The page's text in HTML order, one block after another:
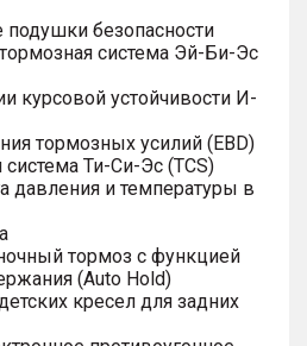
безопасности
система Эй-Би-Эс
курсовой устойчивости И-
тормозных усилий (EBD)
Ти-Си-Эс (TCS)
давления и температуры в
тормоз с функцией
(Auto Hold)
кресел для задних